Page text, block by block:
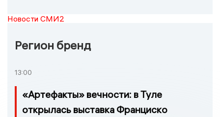
Новости СМИ2
Регион бренд
13:00
«Артефакты» вечности: в Туле
открылась выставка Франциско